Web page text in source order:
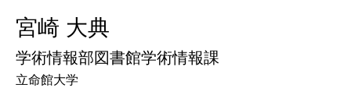
宮崎 大典
学術情報部図書館学術情報課
立命館大学